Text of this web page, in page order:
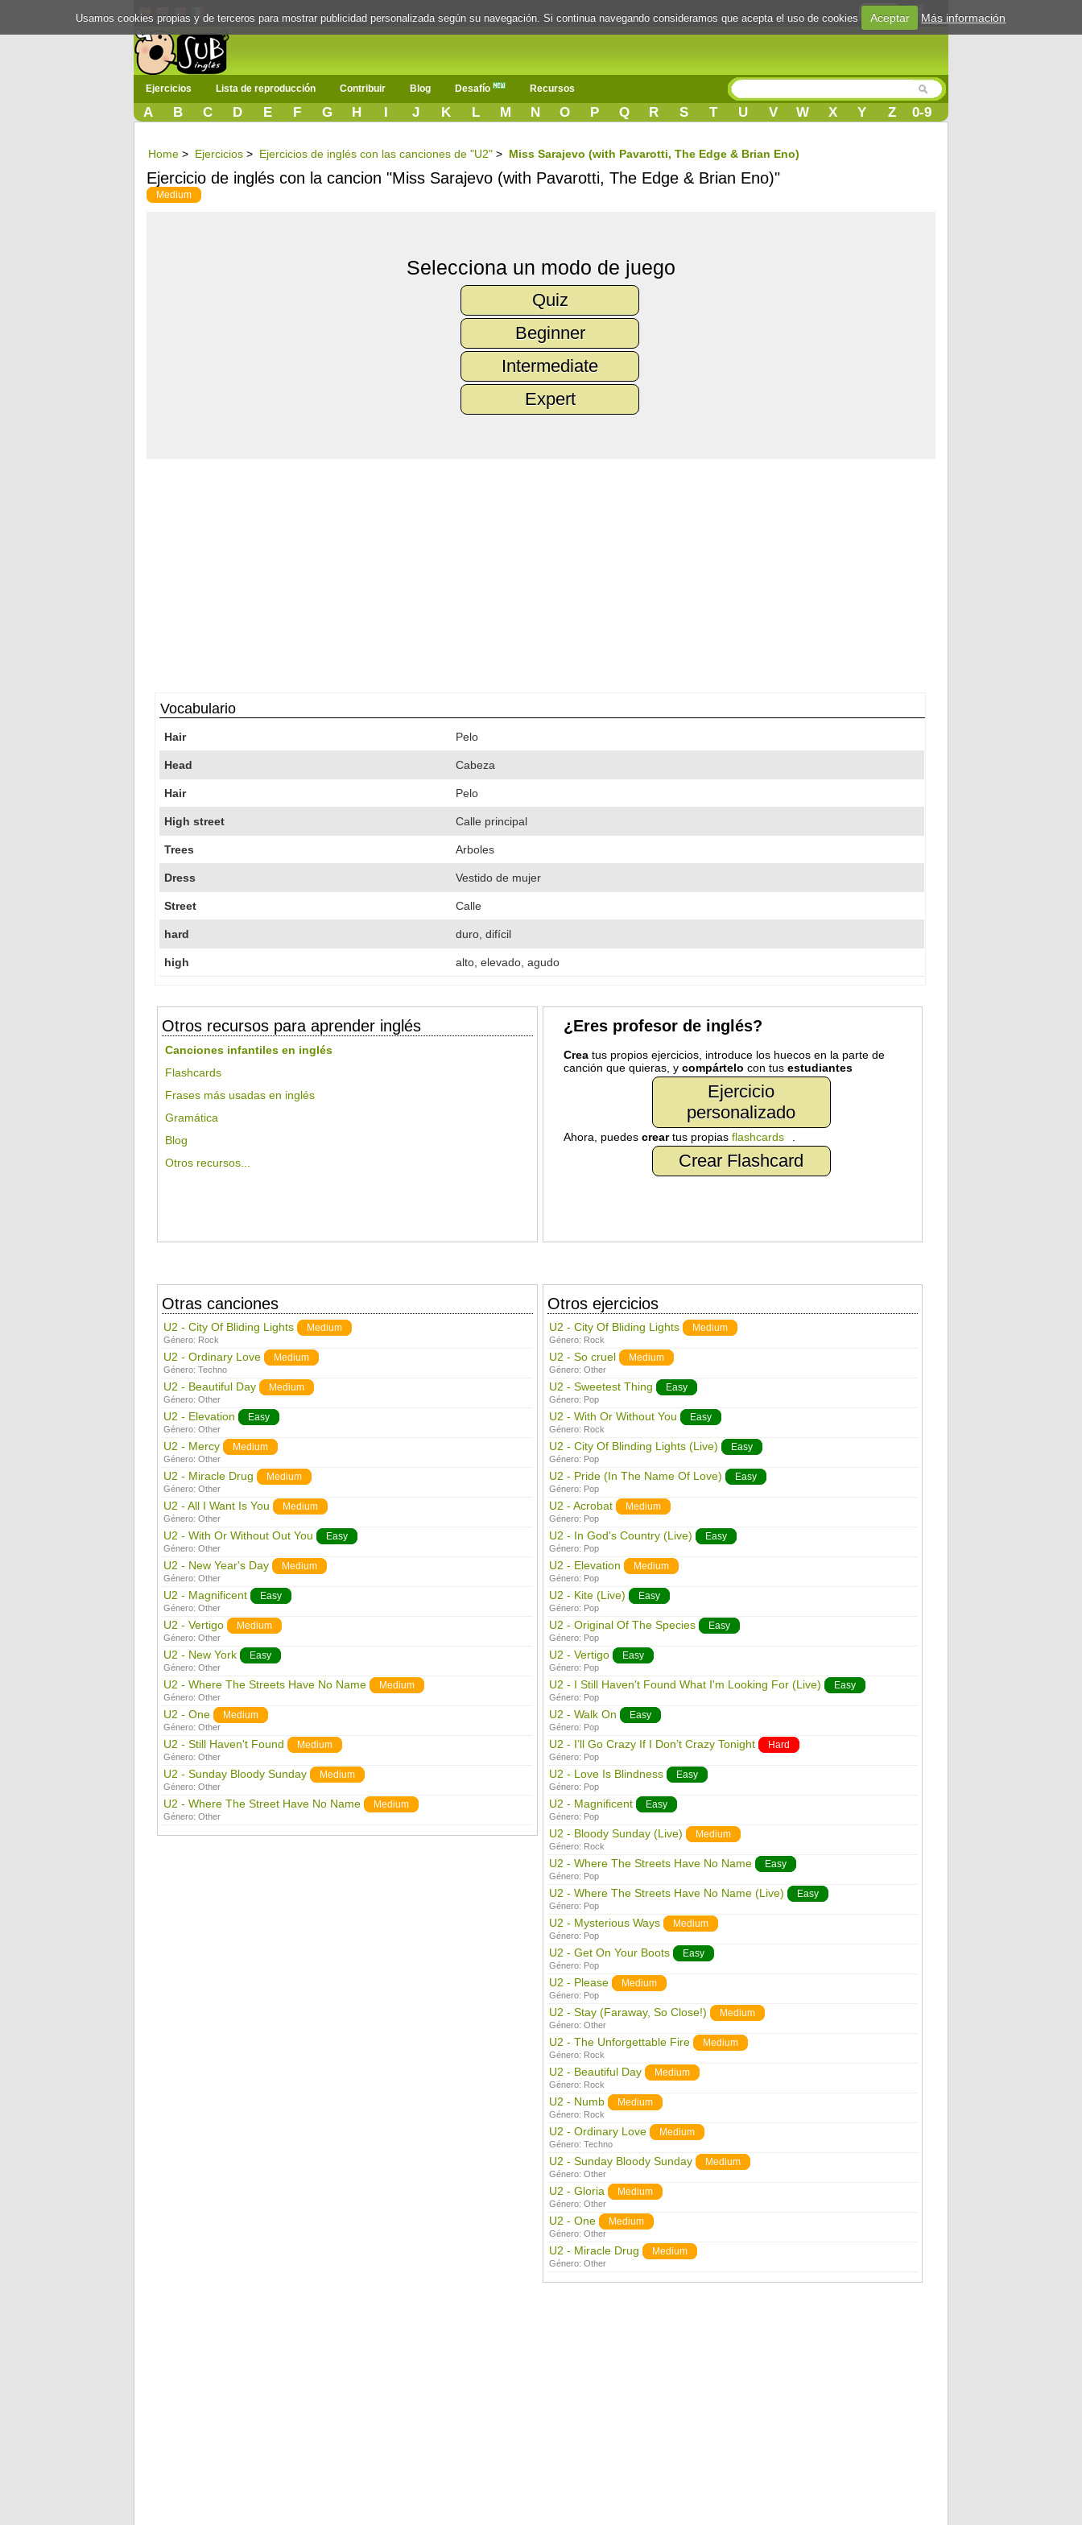
Login
Ejercicios Lista de reproducción Contribuir Blog Desafío Recursos
A B C D E F G H I J K L M N O P Q R S T U V W X Y Z 0-9
Home > Ejercicios > Ejercicios de inglés con las canciones de "U2" > Miss Sarajevo (with Pavarotti, The Edge & Brian Eno)
Ejercicio de inglés con la cancion "Miss Sarajevo (with Pavarotti, The Edge & Brian Eno)"
Medium
Selecciona un modo de juego
Quiz
Beginner
Intermediate
Expert
Vocabulario
Hair Pelo
Head Cabeza
Hair Pelo
High street Calle principal
Trees Arboles
Dress Vestido de mujer
Street Calle
hard duro, difícil
high alto, elevado, agudo
Otros recursos para aprender inglés
Canciones infantiles en inglés
Flashcards
Frases más usadas en inglés
Gramática
Blog
Otros recursos...
¿Eres profesor de inglés?
Creatus propios ejercicios, introduce los huecos en la parte de
canción que quieras, y compártelo con tus estudiantes
Ejercicio
personalizado
Ahora, puedes creartus propias flashcards
Crear Flashcard
Otras canciones
U2 - City Of Bliding Lights Medium
Género: Rock
U2 - Ordinary Love Medium
Género: Techno
U2 - Beautiful Day Medium
Género: Other
U2 - Elevation Easy
Género: Other
U2 - Mercy Medium
Género: Other
U2 - Miracle Drug Medium
Género: Other
U2 - All I Want Is You Medium
Género: Other
U2 - With Or Without Out You Easy
Género: Other
U2 - New Year's Day Medium
Género: Other
U2 - Magnificent Easy
Género: Other
U2 - Vertigo Medium
Género: Other
U2 - New York Easy
Género: Other
U2 - Where The Streets Have No Name Medium
Género: Other
U2 - One Medium
Género: Other
U2 - Still Haven't Found Medium
Género: Other
U2 - Sunday Bloody Sunday Medium
Género: Other
U2 - Where The Street Have No Name Medium
Género: Other
Otros ejercicios
U2 - City Of Bliding Lights Medium
Género: Rock
U2 - So cruel Medium
Género: Other
U2 - Sweetest Thing Easy
Género: Pop
U2 - With Or Without You Easy
Género: Rock
U2 - City Of Blinding Lights (Live) Easy
Género: Pop
U2 - Pride (In The Name Of Love) Easy
Género: Pop
U2 - Acrobat Medium
Género: Pop
U2 - In God's Country (Live) Easy
Género: Pop
U2 - Elevation Medium
Género: Pop
U2 - Kite (Live) Easy
Género: Pop
U2 - Original Of The Species Easy
Género: Pop
U2 - Vertigo Easy
Género: Pop
U2 - I Still Haven't Found What I'm Looking For (Live) Easy
Género: Pop
U2 - Walk On Easy
Género: Pop
U2 - I’ll Go Crazy If I Don’t Crazy Tonight Hard
Género: Pop
U2 - Love Is Blindness Easy
Género: Pop
U2 - Magnificent Easy
Género: Pop
U2 - Bloody Sunday (Live) Medium
Género: Rock
U2 - Where The Streets Have No Name Easy
Género: Pop
U2 - Where The Streets Have No Name (Live) Easy
Género: Pop
U2 - Mysterious Ways Medium
Género: Pop
U2 - Get On Your Boots Easy
Género: Pop
U2 - Please Medium
Género: Pop
U2 - Stay (Faraway, So Close!) Medium
Género: Other
U2 - The Unforgettable Fire Medium
Género: Rock
U2 - Beautiful Day Medium
Género: Rock
U2 - Numb Medium
Género: Rock
U2 - Ordinary Love Medium
Género: Techno
U2 - Sunday Bloody Sunday Medium
Género: Other
U2 - Gloria Medium
Género: Other
U2 - One Medium
Género: Other
U2 - Miracle Drug Medium
Género: Other
Usamos cookies propias y de terceros para mostrar publicidad personalizada según su navegación. Si continua navegando consideramos que acepta el uso de cookies Aceptar Más información